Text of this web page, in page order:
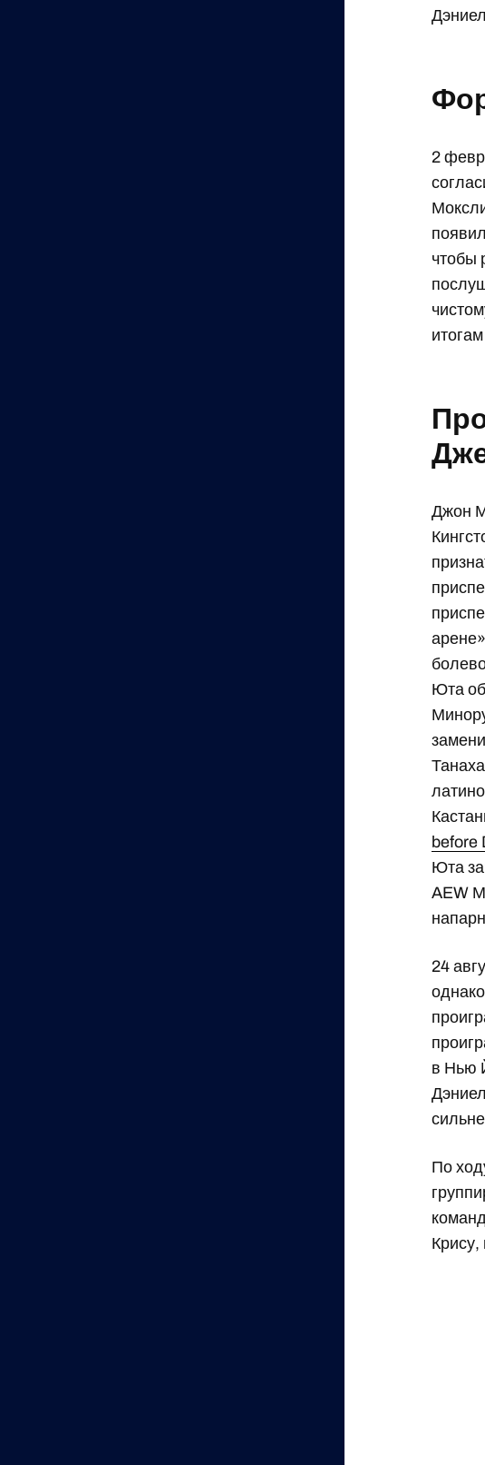
2
чтобы
Джон
Юта
before
Юта
AEW
24
в Нью
По